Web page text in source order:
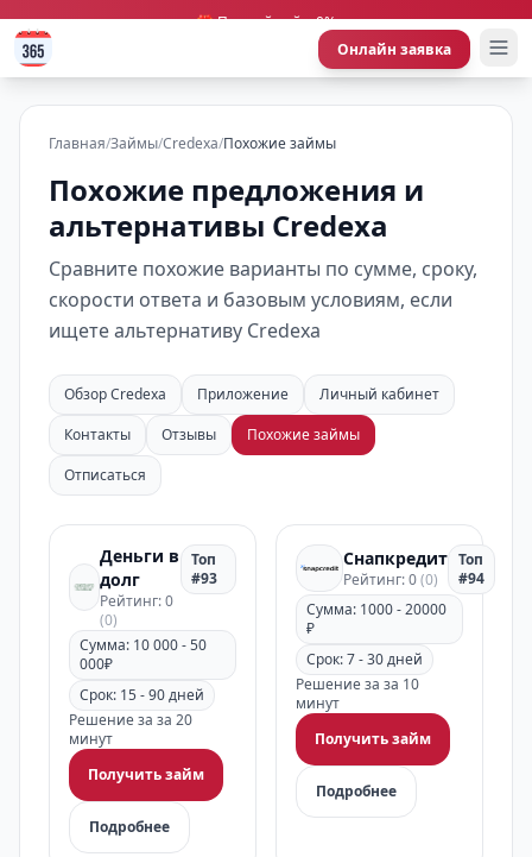
🎁 Первый займ 0%
Онлайн заявка
Главная/Займы/Credexa/Похожие займы
Похожие предложения и
альтернативы Credexa
Сравните похожие варианты по сумме, сроку,
скорости ответа и базовым условиям, если
ищете альтернативу Credexa
Обзор Credexa Приложение
Личный кабинет
Контакты
Отзывы
Похожие займы
Отписаться
Деньги в
долг
Рейтинг: 0
(0)
Топ
#93
Сумма: 10 000 - 50
000₽
Срок: 15 - 90 дней
Решение за за 20
минут
Получить займ
Подробнее
Снапкредит
Рейтинг: 0(0)
Топ
#94
Сумма: 1000 - 20000
₽
Срок: 7 - 30 дней
Решение за за 10
минут
Получить займ
Подробнее